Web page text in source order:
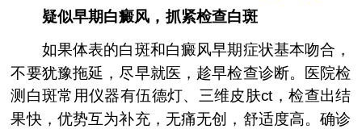
疑似早期白癜风，抓紧检查白斑
如果体表的白斑和白癜风早期症状基本吻合，
不要犹豫拖延，尽早就医，趁早检查诊断。医院检
测白斑常用仪器有伍德灯、三维皮肤ct，检查出结
果快，优势互为补充，无痛无创，舒适度高。确诊